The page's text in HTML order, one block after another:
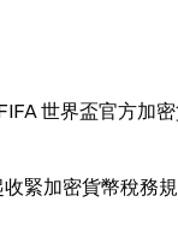
世界盃官方加
收緊加密貨幣稅務